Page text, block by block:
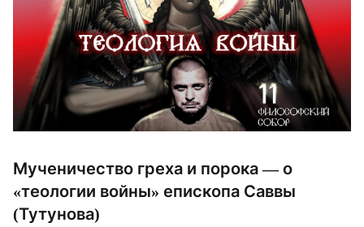
Мученичество греха и порока — о
«теологии войны» епископа Саввы
(Тутунова)